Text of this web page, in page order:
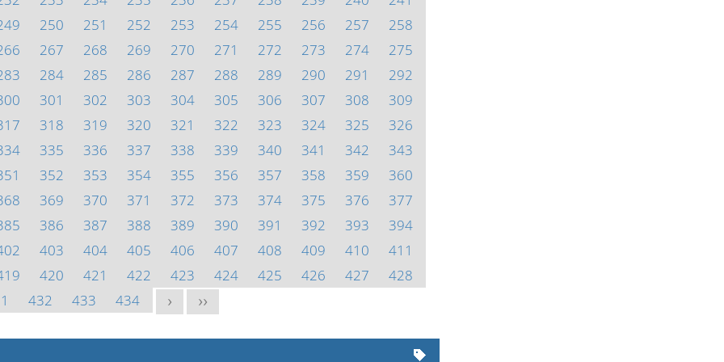
250 251 252 253 254 255 256 257
258
267 268 269 270 271 272 273 274
275
284 285 286 287 288 289 290 291
292
301 302 303 304 305 306 307 308
309
318 319 320 321 322 323 324 325
326
335 336 337 338 339 340 341 342
343
352 353 354 355 356 357 358 359
360
369 370 371 372 373 374 375 376
377
386 387 388 389 390 391 392 393
394
403 404 405 406 407 408 409 410
411
420 421 422 423 424 425 426 427
428
432 433 434 > >>